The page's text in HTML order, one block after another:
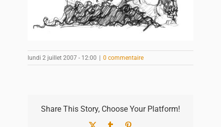
lundi 2 juillet 2007 - 12:00 | 0 commentaire
Share This Story, Choose Your Platform!
Tumblr